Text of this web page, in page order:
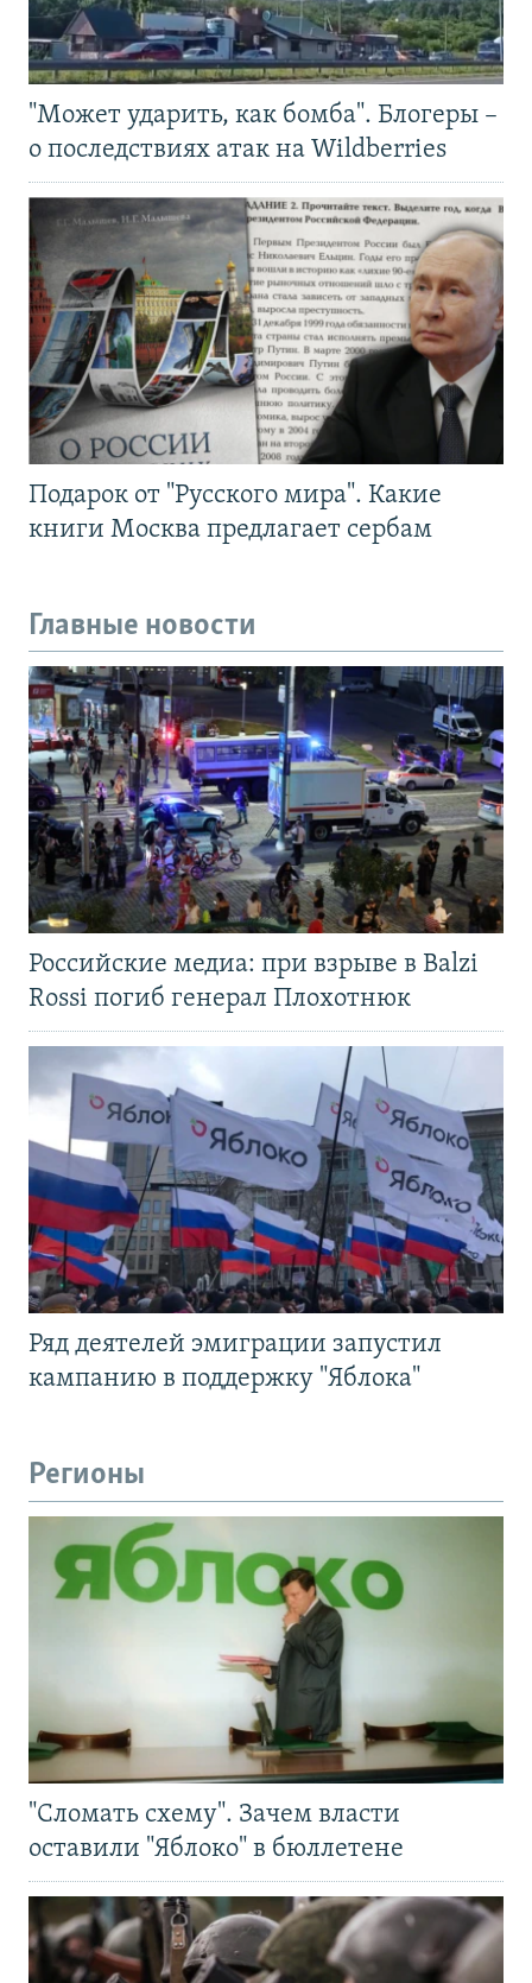
"Может ударить, как бомба". Блогеры –
о последствиях атак на Wildberries
Подарок от "Русского мира". Какие
книги Москва предлагает сербам
Главные новости
Российские медиа: при взрыве в Balzi
Rossi погиб генерал Плохотнюк
Ряд деятелей эмиграции запустил
кампанию в поддержку "Яблока"
Регионы
"Сломать схему". Зачем власти
оставили "Яблоко" в бюллетене